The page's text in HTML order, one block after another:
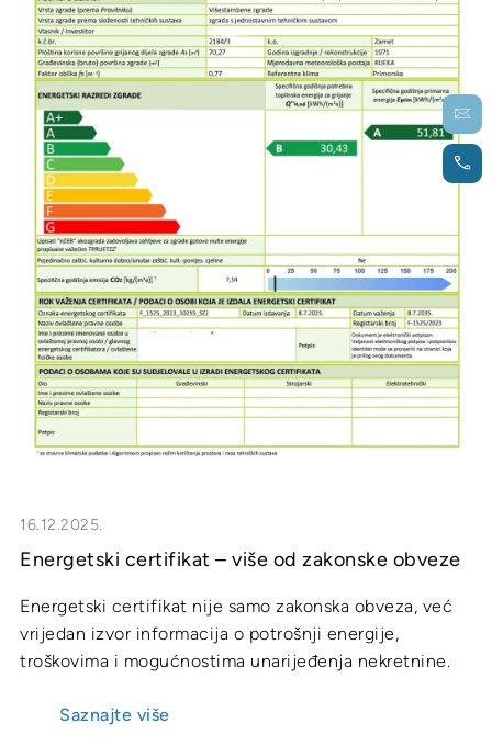
16.12.2025.
Energetski certifikat – više od zakonske obveze
Energetski certifikat nije samo zakonska obveza, već
vrijedan izvor informacija o potrošnji energije,
troškovima i mogućnostima unarijeđenja nekretnine.
Saznajte više